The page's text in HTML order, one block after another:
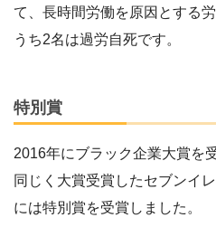
て、長時間労働を原因とする
うち2名は過労自死です。
特別賞
2016年にブラック企業大賞を
同じく大賞受賞したセブンイ
には特別賞を受賞しました。